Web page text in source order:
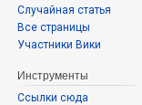
Случайная статья
Все страницы
Участники Вики
Инструменты
Ссылки сюда